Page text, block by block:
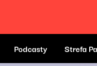
Podcasty Strefa